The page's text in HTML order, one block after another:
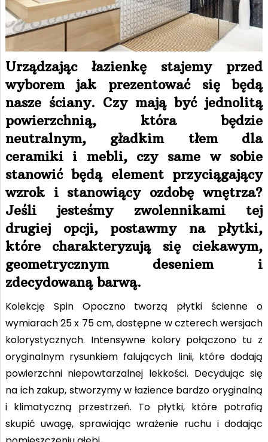
Urządzając łazienkę stajemy przed
wyborem jak prezentować się będą
nasze ściany. Czy mają być jednolitą
powierzchnią, która będzie
neutralnym, gładkim tłem dla
ceramiki i mebli, czy same w sobie
stanowić będą element przyciągający
wzrok i stanowiący ozdobę wnętrza?
Jeśli jesteśmy zwolennikami tej
drugiej opcji, postawmy na płytki,
które charakteryzują się ciekawym,
geometrycznym deseniem i
zdecydowaną barwą.
Kolekcję Spin Opoczno tworzą płytki ścienne o
wymiarach 25 x 75 cm, dostępne w czterech wersjach
kolorystycznych. Intensywne kolory połączono tu z
oryginalnym rysunkiem falujących linii, które dodają
powierzchni niepowtarzalnej lekkości. Decydując się
na ich zakup, stworzymy w łazience bardzo oryginalną
i klimatyczną przestrzeń. To płytki, które potrafią
skupić uwagę, sprawiając wrażenie ruchu i dodając